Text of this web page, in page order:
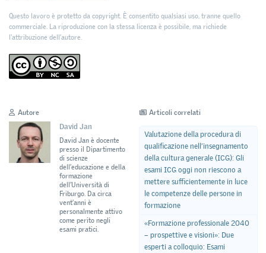
Questo lavoro è protetto da copyright. È consentito qualsiasi uso, tranne quello
commerciale. La riproduzione con la stessa licenza è possibile, ma richiede
l'attribuzione dell’autore.
Autore
David Jan
David Jan è docente
presso il Dipartimento
di scienze
dell’educazione e della
formazione
dell’Università di
Friburgo. Da circa
vent’anni è
personalmente attivo
come perito negli
esami pratici.
Articoli correlati
Valutazione della procedura di
qualificazione nell’insegnamento
della cultura generale (ICG): Gli
esami ICG oggi non riescono a
mettere sufficientemente in luce
le competenze delle persone in
formazione
«Formazione professionale 2040
– prospettive e visioni»: Due
esperti a colloquio: Esami